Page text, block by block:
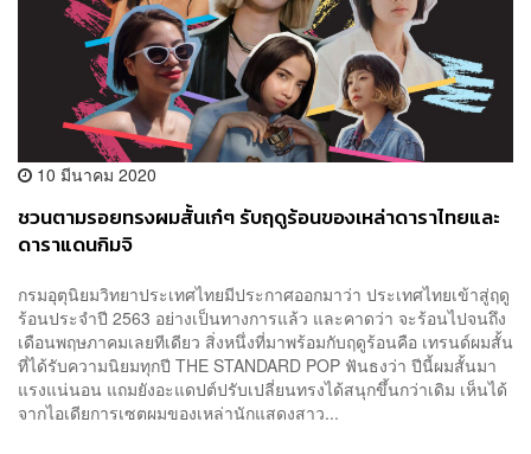
10 มีนาคม 2020
ชวนตามรอยทรงผมสั้นเก๋ๆ รับฤดูร้อนของเหล่าดาราไทยและ
ดาราแดนกิมจิ
กรมอุตุนิยมวิทยาประเทศไทยมีประกาศออกมาว่า ประเทศไทยเข้าสู่ฤดู
ร้อนประจำปี 2563 อย่างเป็นทางการแล้ว และคาดว่า จะร้อนไปจนถึง
เดือนพฤษภาคมเลยทีเดียว สิ่งหนึ่งที่มาพร้อมกับฤดูร้อนคือ เทรนด์ผมสั้น
ที่ได้รับความนิยมทุกปี THE STANDARD POP ฟันธงว่า ปีนี้ผมสั้นมา
แรงแน่นอน แถมยังอะแดปต์ปรับเปลี่ยนทรงได้สนุกขึ้นกว่าเดิม เห็นได้
จากไอเดียการเซตผมของเหล่านักแสดงสาว...